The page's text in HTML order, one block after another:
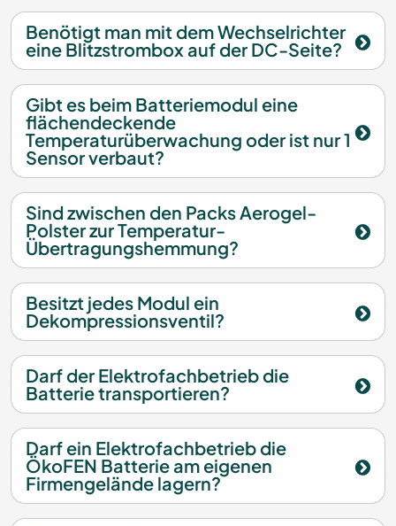
Benötigt man mit dem Wechselrichter
eine Blitzstrombox auf der DC-Seite?
Gibt es beim Batteriemodul eine
flächendeckende
Temperaturüberwachung oder ist nur 1
Sensor verbaut?
Sind zwischen den Packs Aerogel-
Polster zur Temperatur-
Übertragungshemmung?
Besitzt jedes Modul ein
Dekompressionsventil?
Darf der Elektrofachbetrieb die
Batterie transportieren?
Darf ein Elektrofachbetrieb die
ÖkoFEN Batterie am eigenen
Firmengelände lagern?